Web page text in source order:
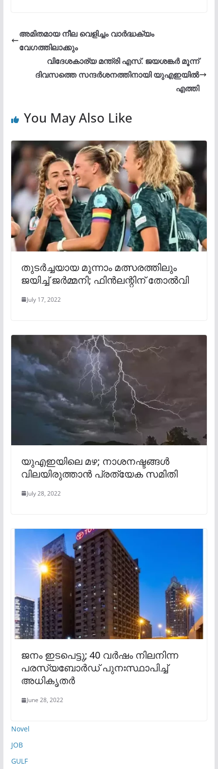
അമിതമായ നീല വെളിച്ചം വാർദ്ധക്യം
വേഗത്തിലാക്കും
വിദേശകാര്യ മന്ത്രി എസ്. ജയശങ്കര്‍ മൂന്ന്
ദിവസത്തെ സന്ദര്‍ശനത്തിനായി യുഎഇയില്‍
എത്തി
You May Also Like
തുടർച്ചയായ മൂന്നാം മത്സരത്തിലും
ജയിച്ച് ജർമ്മനി; ഫിൻലന്റിന് തോൽവി
July 17, 2022
യുഎഇയിലെ മഴ; നാശനഷ്ടങ്ങൾ
വിലയിരുത്താൻ പ്രത്യേക സമിതി
July 28, 2022
ജനം ഇടപെട്ടു; 40 വർഷം നിലനിന്ന
പരസ്യബോർഡ് പുനഃസ്ഥാപിച്ച്
അധികൃതർ
June 28, 2022
Novel
JOB
GULF